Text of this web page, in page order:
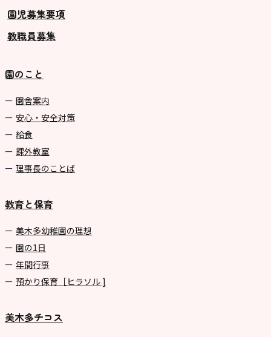
園児募集要項
教職員募集
園のこと
園舎案内
安心・安全対策
給食
課外教室
理事長のことば
教育と保育
美⽊多幼稚園の理想
園の1⽇
年間⾏事
預かり保育［ヒラソル ]
美木多チコス